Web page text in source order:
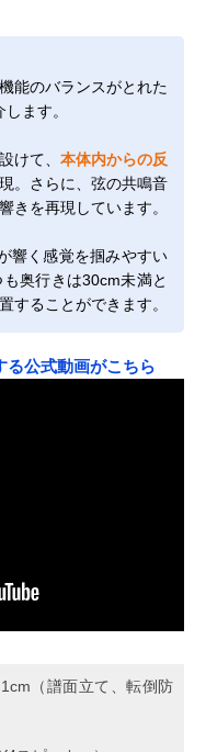
能のバランスがとれた
ます。
けて、 本体内からの反
。さらに、弦の共鳴音
きを再現しています。
響く感覚を掴みやすい
奥行きは30cm未満と
することができます。
公式動画がこちら
（譜面立て、転倒防